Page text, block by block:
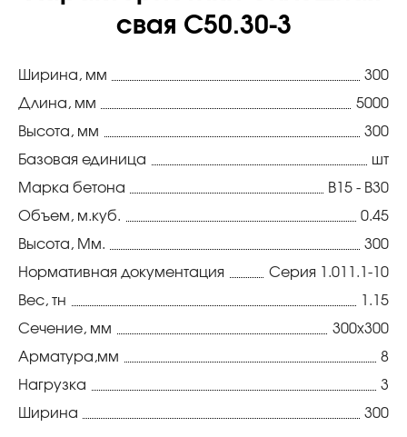
свая С50.30-3
Ширина, мм
300
Длина, мм
5000
Высота, мм
300
Базовая единица
шт
Марка бетона
В15 - В30
Объем, м.куб.
0.45
Высота, Мм.
300
Нормативная документация
Серия 1.011.1-10
Вес, тн
1.15
Сечение, мм
300х300
Арматура,мм
8
Нагрузка
3
Ширина
300